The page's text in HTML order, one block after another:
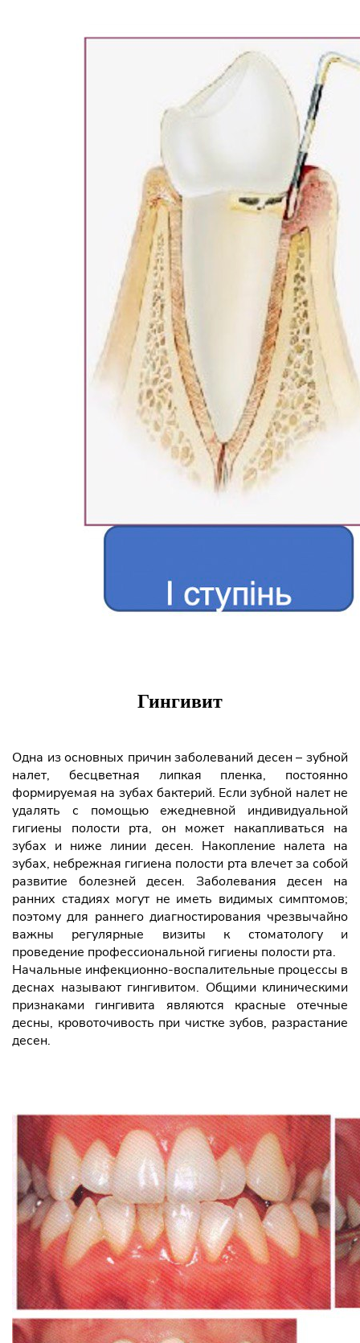
Гингивит
Одна из основных причин заболеваний десен – зубной
налет, бесцветная липкая пленка, постоянно
формируемая на зубах бактерий. Если зубной налет не
удалять с помощью ежедневной индивидуальной
гигиены полости рта, он может накапливаться на
зубах и ниже линии десен. Накопление налета на
зубах, небрежная гигиена полости рта влечет за собой
развитие болезней десен. Заболевания десен на
ранних стадиях могут не иметь видимых симптомов;
поэтому для раннего диагностирования чрезвычайно
важны регулярные визиты к стоматологу и
проведение профессиональной гигиены полости рта.
Начальные инфекционно-воспалительные процессы в
деснах называют гингивитом. Общими клиническими
признаками гингивита являются красные отечные
десны, кровоточивость при чистке зубов, разрастание
десен.